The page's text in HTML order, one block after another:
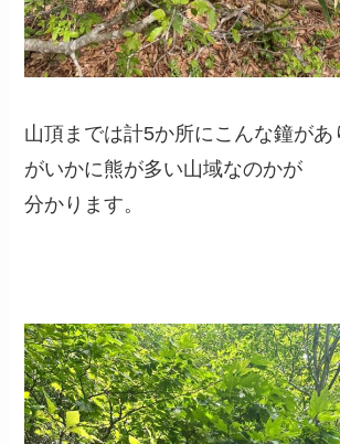
山頂までは計5か所にこんな鐘があ
がいかに熊が多い山域なのかが
分かります。